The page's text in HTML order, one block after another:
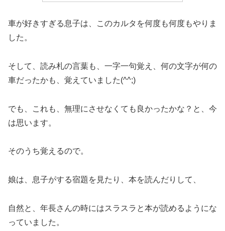
車が好きすぎる息子は、このカルタを何度も何度もやりま
した。
そして、読み札の言葉も、一字一句覚え、何の文字が何の
車だったかも、覚えていました(^^;)
でも、これも、無理にさせなくても良かったかな？と、今
は思います。
そのうち覚えるので。
娘は、息子がする宿題を見たり、本を読んだりして、
自然と、年長さんの時にはスラスラと本が読めるようにな
っていました。